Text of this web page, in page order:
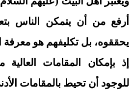
أرفع من أن يتمكن الناس
يحققوه، بل تكليفهم هو معرفة
إذ بإمكان المقامات
للوجود أن تحيط بالمقامات